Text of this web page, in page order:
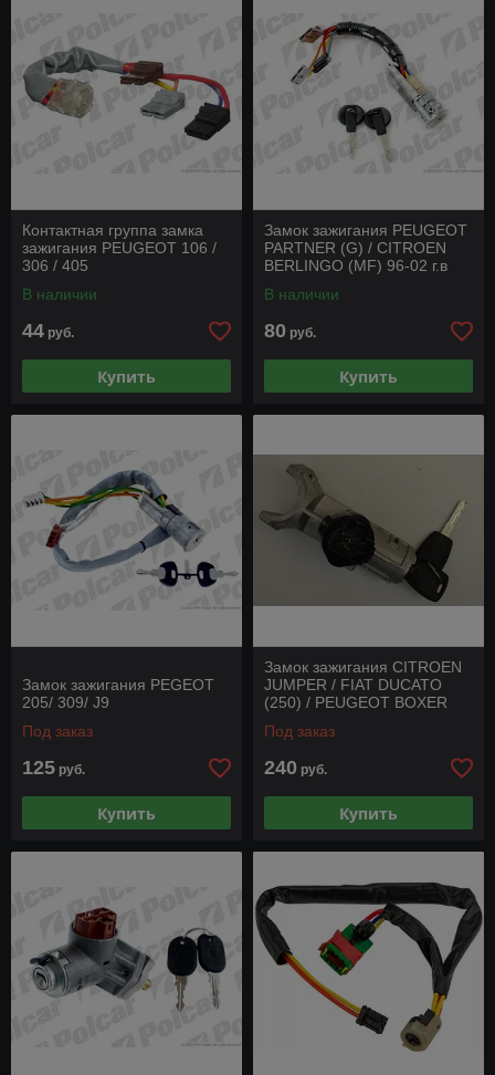
Контактная группа замка
зажигания PEUGEOT 106 /
306 / 405
В наличии
44 руб.
Купить
Замок зажигания PEUGEOT
PARTNER (G) / CITROEN
BERLINGO (MF) 96-02 г.в
В наличии
80 руб.
Купить
Замок зажигания PEGEOT
205/ 309/ J9
Под заказ
125 руб.
Купить
Замок зажигания CITROEN
JUMPER / FIAT DUCATO
(250) / PEUGEOT BOXER
Под заказ
240 руб.
Купить